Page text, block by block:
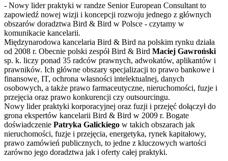
- Nowy lider praktyki w randze Senior European Consultant to
zapowiedź nowej wizji i koncepcji rozwoju jednego z głównych
obszarów doradztwa Bird & Bird w Polsce - czytamy w
komunikacie kancelarii.
Międzynarodowa kancelaria Bird & Bird na polskim rynku działa
od 2008 r. Obecnie polski zespół Bird & Bird Maciej Gawroński
sp. k. liczy ponad 35 radców prawnych, adwokatów, aplikantów i
prawników. Ich główne obszary specjalizacji to prawo bankowe i
finansowe, IT, ochrona własności intelektualnej, danych
osobowych, a także prawo farmaceutyczne, nieruchomości, fuzje i
przejęcia oraz prawo konkurencji czy outsourcingu.
Nowy lider praktyki korporacyjnej oraz fuzji i przejęć dołączył do
grona ekspertów kancelarii Bird & Bird w 2009 r. Bogate
doświadczenie Patryka Galickiego w takich obszarach jak
nieruchomości, fuzje i przejęcia, energetyka, rynek kapitałowy,
prawo zamówień publicznych, to jedne z kluczowych wartości
zarówno jego doradztwa jak i oferty całej praktyki.